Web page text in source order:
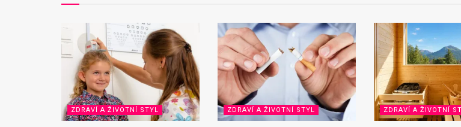
ZDRAVÍ A ŽIVOTNÍ STYL ZDRAVÍ A ŽIVOTNÍ STYL ZDRAVÍ A ŽIVOTNÍ